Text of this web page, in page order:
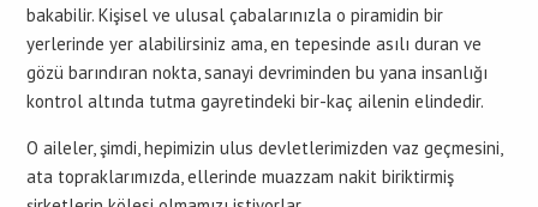
bakabilir. Kişisel ve ulusal çabalarınızla o piramidin bir
yerlerinde yer alabilirsiniz ama, en tepesinde asılı duran ve
gözü barındıran nokta, sanayi devriminden bu yana insanlığı
kontrol altında tutma gayretindeki bir-kaç ailenin elindedir.
O aileler, şimdi, hepimizin ulus devletlerimizden vaz geçmesini,
ata topraklarımızda, ellerinde muazzam nakit biriktirmiş